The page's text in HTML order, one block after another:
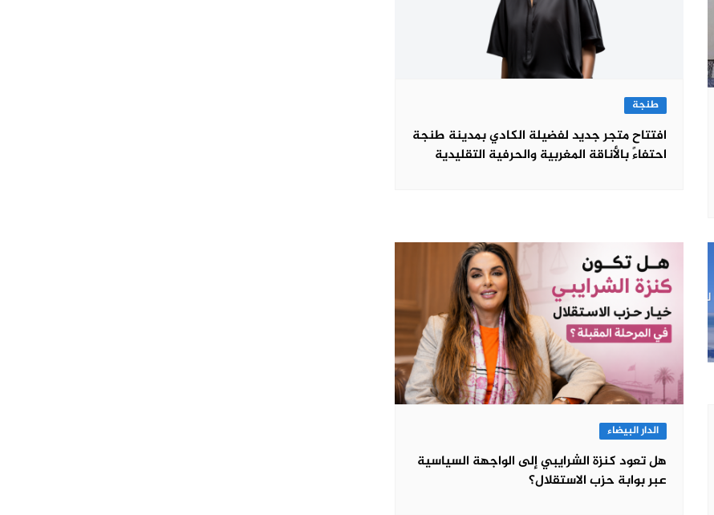
طنجة
افتتاح متجر جديد لفضيلة الكادي بمدينة طنجة
احتفاءً بالأناقة المغربية والحرفية التقليدية
الدار البيضاء
هل تعود كنزة الشرايبي إلى الواجهة السياسية
عبر بوابة حزب الاستقلال؟